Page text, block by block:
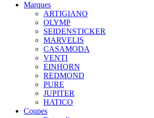
Marques
ARTIGIANO
OLYMP
SEIDENSTICKER
MARVELIS
CASAMODA
VENTI
EINHORN
REDMOND
PURE
JUPITER
HATICO
Coupes